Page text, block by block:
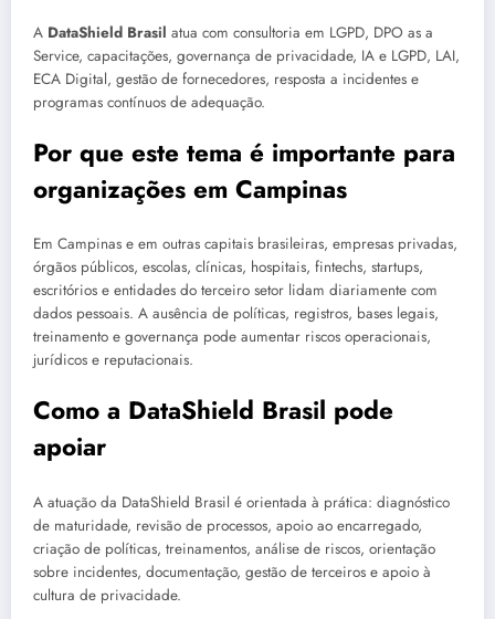
A DataShield Brasil atua com consultoria em LGPD, DPO as a
Service, capacitações, governança de privacidade, IA e LGPD, LAI,
ECA Digital, gestão de fornecedores, resposta a incidentes e
programas contínuos de adequação.
Por que este tema é importante para
organizações em Campinas
Em Campinas e em outras capitais brasileiras, empresas privadas,
órgãos públicos, escolas, clínicas, hospitais, fintechs, startups,
escritórios e entidades do terceiro setor lidam diariamente com
dados pessoais. A ausência de políticas, registros, bases legais,
treinamento e governança pode aumentar riscos operacionais,
jurídicos e reputacionais.
Como a DataShield Brasil pode
apoiar
A atuação da DataShield Brasil é orientada à prática: diagnóstico
de maturidade, revisão de processos, apoio ao encarregado,
criação de políticas, treinamentos, análise de riscos, orientação
sobre incidentes, documentação, gestão de terceiros e apoio à
cultura de privacidade.